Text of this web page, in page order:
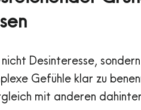
Desinteresse,
Gefühle klar zu
mit anderen